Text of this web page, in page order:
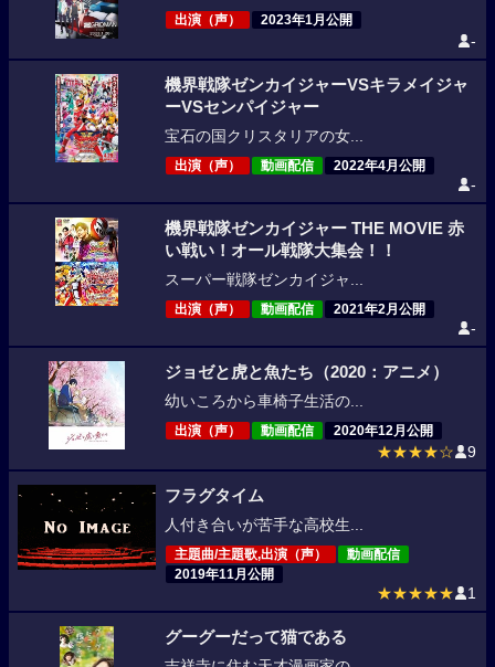
出演（声） 2023年1月公開
-
機界戦隊ゼンカイジャーVSキラメイジャ
ーVSセンパイジャー
宝石の国クリスタリアの女...
出演（声） 動画配信 2022年4月公開
-
機界戦隊ゼンカイジャー THE MOVIE 赤
い戦い！オール戦隊大集会！！
スーパー戦隊ゼンカイジャ...
出演（声） 動画配信 2021年2月公開
-
ジョゼと虎と魚たち（2020：アニメ）
幼いころから車椅子生活の...
出演（声） 動画配信 2020年12月公開
★★★★☆ 9
フラグタイム
人付き合いが苦手な高校生...
主題曲/主題歌,出演（声）
動画配信
2019年11月公開
★★★★★ 1
グーグーだって猫である